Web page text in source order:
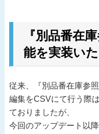
『別品番在
能を実装い
従来、『別品番在庫参
編集をCSVにて行う際
ておりましたが、
今回のアップデート以